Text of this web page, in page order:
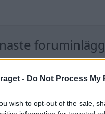
- Do Not Process
wish to opt-out of the sale,
Man man ha mindre
Senaste inlägget av
Growe för